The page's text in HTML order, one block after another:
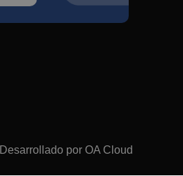
Desarrollado por OA Cloud